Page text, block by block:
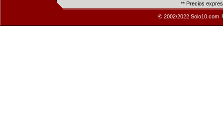
** Precios
© 2002/2022 Solo10.com